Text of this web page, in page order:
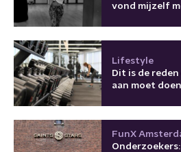
vond mijzelf
Lifestyle
Dit is de
aan moet
FunX